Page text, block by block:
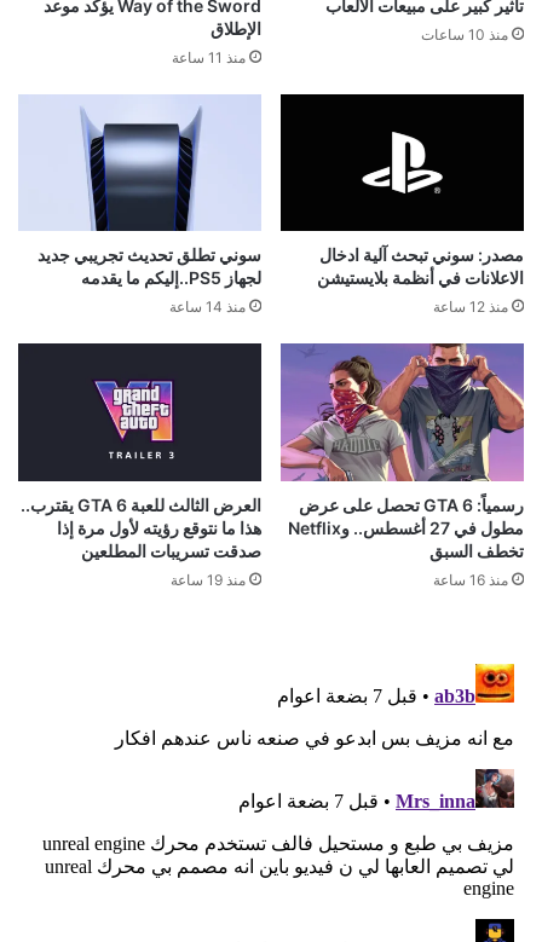
تأثير كبير على مبيعات الألعاب
منذ 10 ساعات
Way of the Sword يؤكد موعد
الإطلاق
منذ 11 ساعة
مصدر: سوني تبحث آلية ادخال
الاعلانات في أنظمة بلايستيشن
منذ 12 ساعة
سوني تطلق تحديث تجريبي جديد
لجهاز PS5..إليكم ما يقدمه
منذ 14 ساعة
رسمياً: GTA 6 تحصل على عرض
مطول في 27 أغسطس.. وNetflix
تخطف السبق
منذ 16 ساعة
العرض الثالث للعبة GTA 6 يقترب..
هذا ما نتوقع رؤيته لأول مرة إذا
صدقت تسريبات المطلعين
منذ 19 ساعة